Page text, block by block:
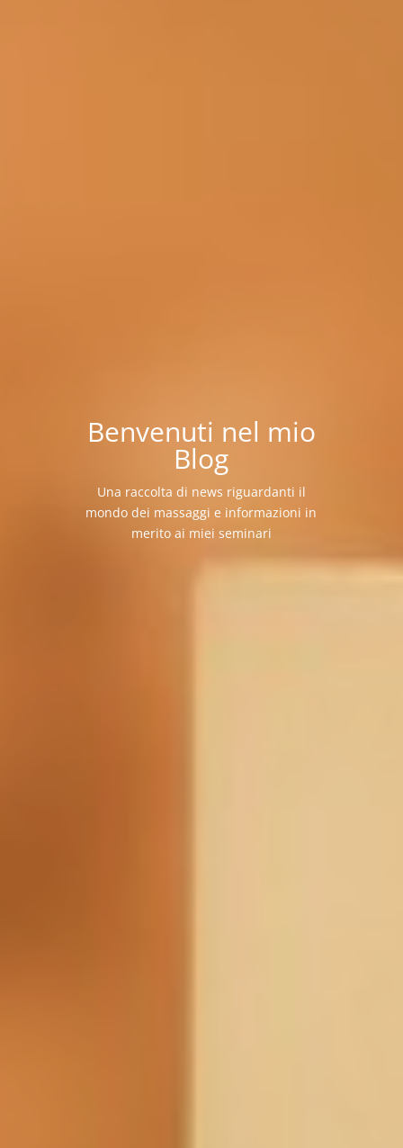
Benvenuti nel mio
Blog
Una raccolta di news riguardanti il
mondo dei massaggi e informazioni in
merito ai miei seminari